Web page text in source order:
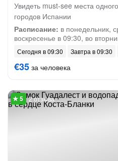
Увидеть must-see места
городов Испании
Расписание: в понедельник,
воскресенье в 09:30, во
Сегодня в 09:30 Завтра в 09:30
€35 за человека
2 отзыва